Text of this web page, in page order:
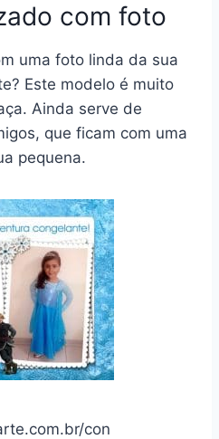
com foto
uma foto linda da sua
Este modelo é muito
Ainda serve de
que ficam com uma
pequena.
con